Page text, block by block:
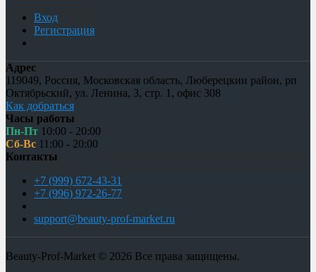
Вход
Регистрация
Адрес
119049, Россия, Московская область, Люберецкии район, рп
Октябрьский, ул. Ленина, 3, стр. 1 , офис 308
Как добраться
Часы работы
Пн-Пт 10:00 - 20:00
Сб-Вс 11:00 - 20:00
Контакты
+7 (999) 672-43-31
+7 (996) 972-26-77
support@beauty-prof-market.ru
Beauty-Prof-Market © 2026 Все права защищены.